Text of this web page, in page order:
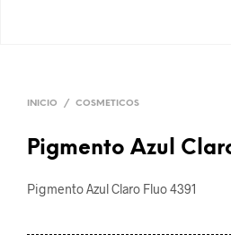
INICIO / COSMETICOS
Pigmento Azul
Pigmento Azul Claro Fluo 4391